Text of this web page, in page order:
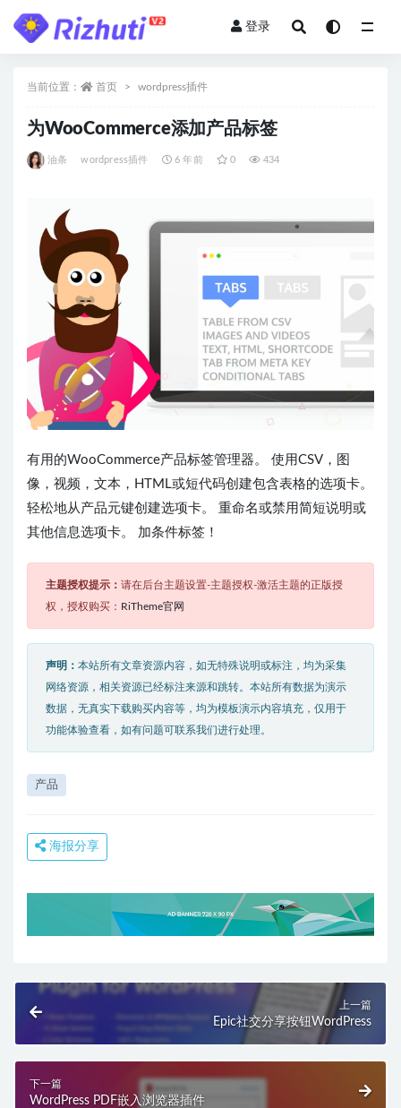
登录
当前位置： 首页 wordpress插件
为WooCommerce添加产品标签
油条 wordpress插件 6 年前 0 434
有用的WooCommerce产品标签管理器。 使用CSV，图
像，视频，文本，HTML或短代码创建包含表格的选项卡。
轻松地从产品元键创建选项卡。 重命名或禁用简短说明或
其他信息选项卡。 加条件标签！
主题授权提示： 请在后台主题设置-主题授权-激活主题的正版授
权，授权购买： RiTheme官网
声明： 本站所有文章资源内容，如无特殊说明或标注，均为采集
网络资源，相关资源已经标注来源和跳转。本站所有数据为演示
数据，无真实下载购买内容等，均为模板演示内容填充，仅用于
功能体验查看，如有问题可联系我们进行处理。
产品
海报分享
上一篇
Epic社交分享按钮WordPress
下一篇
WordPress PDF嵌入浏览器插件